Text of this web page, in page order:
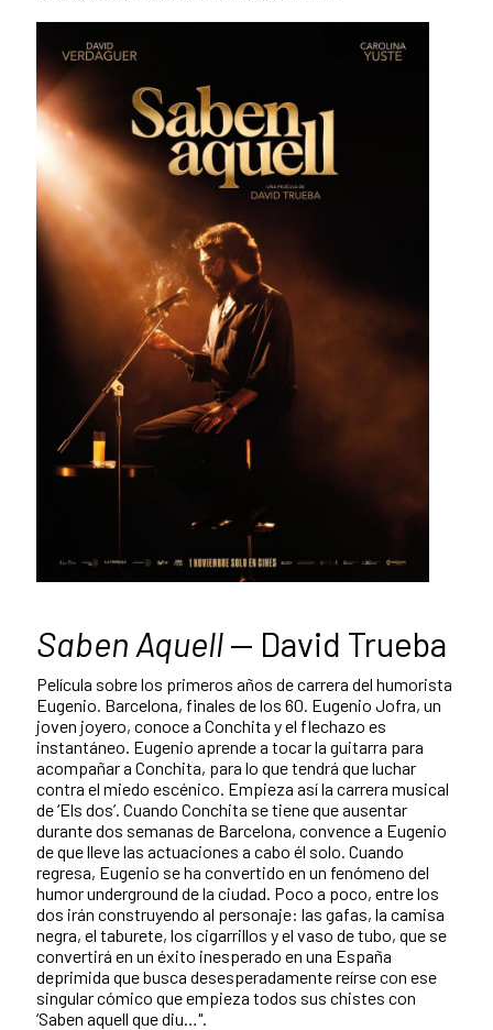
Saben Aquell— David Trueba
Película sobre los primeros años de carrera del humorista
Eugenio. Barcelona, finales de los 60. Eugenio Jofra, un
joven joyero, conoce a Conchita y el flechazo es
instantáneo. Eugenio aprende a tocar la guitarra para
acompañar a Conchita, para lo que tendrá que luchar
contra el miedo escénico. Empieza así la carrera musical
de ‘Els dos’. Cuando Conchita se tiene que ausentar
durante dos semanas de Barcelona, convence a Eugenio
de que lleve las actuaciones a cabo él solo. Cuando
regresa, Eugenio se ha convertido en un fenómeno del
humor underground de la ciudad. Poco a poco, entre los
dos irán construyendo al personaje: las gafas, la camisa
negra, el taburete, los cigarrillos y el vaso de tubo, que se
convertirá en un éxito inesperado en una España
deprimida que busca desesperadamente reírse con ese
singular cómico que empieza todos sus chistes con
‘Saben aquell que diu…".